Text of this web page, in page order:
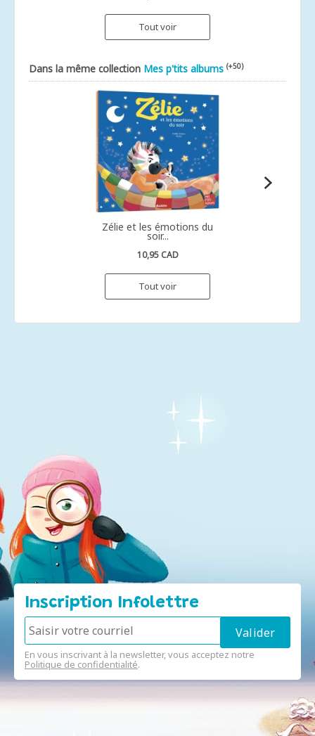
Tout voir
Dans la même collection Mes p'tits albums (+50)
Zélie et les émotions du
soir...
10,95 CAD
Tout voir
Inscription Infolettre
En vous inscrivant à la newsletter, vous acceptez notre
Politique de confidentialité.